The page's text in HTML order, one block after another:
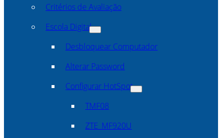
Critérios de Avaliação
Escola Digital
Desbloquear Computador
Alterar Password
Configurar HotSpot
TMF08
ZTE_MF920U